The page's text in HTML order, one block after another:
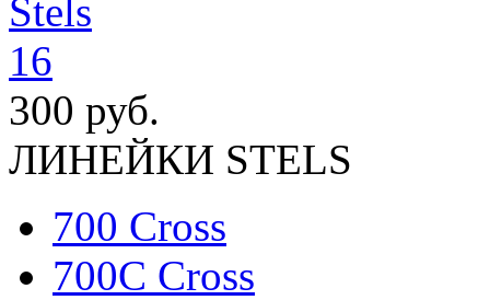
300 руб.
ЛИНЕЙКИ STELS
700 Cross
700C Cross